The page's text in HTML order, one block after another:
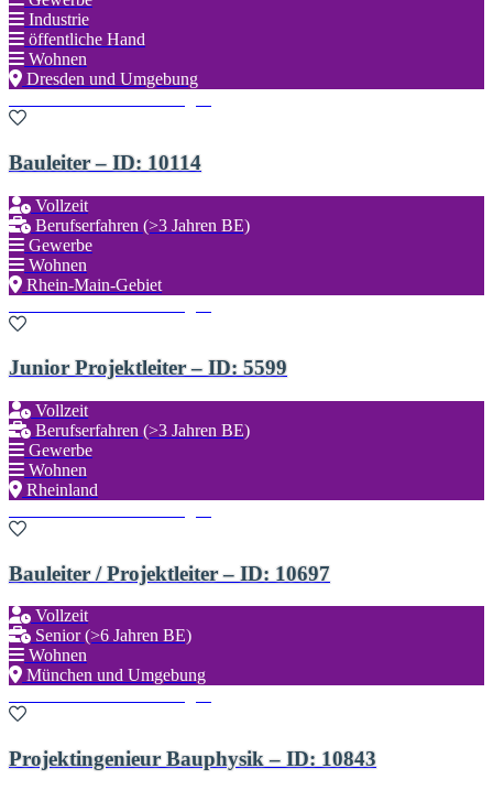
Industrie
öffentliche Hand
Wohnen
Dresden und Umgebung
Bauleiter – ID: 10114
Vollzeit
Berufserfahren (>3 Jahren BE)
Gewerbe
Wohnen
Rhein-Main-Gebiet
Junior Projektleiter – ID: 5599
Vollzeit
Berufserfahren (>3 Jahren BE)
Gewerbe
Wohnen
Rheinland
Bauleiter / Projektleiter – ID: 10697
Vollzeit
Senior (>6 Jahren BE)
Wohnen
München und Umgebung
Projektingenieur Bauphysik – ID: 10843